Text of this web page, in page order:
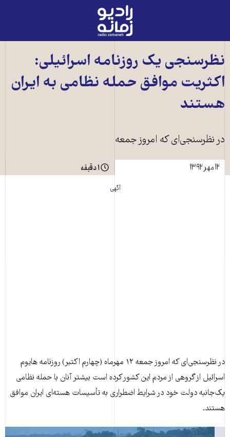
رادیو
زمانه
صفحه
اصلی
نظرسنجی يک روزنامه اسرائيلی:
اکثريت موافق حمله نظامی به ايران
هستند
در نظرسنجی‌ای که امروز جمعه
۱۲ مهر ۱۳۹۲
۱ دقیقه
آگهی
در نظرسنجی‌ای که امروز جمعه ۱۲ مهرماه (چهارم اکتبر) روزنامه هايوم
اسرائيل از گروهی از مردم اين کشور کرده است بيشتر آنان با حمله نظامی
يک‌جانبه دولت خود در شرايط اضطراری به تأسيسات هسته‌ای ايران موافق
هستند.